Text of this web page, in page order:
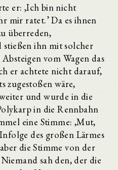
er: ,Ich bin nicht
mir ratet.’ Da es ihnen
überreden,
stießen ihn mit solcher
vom Wagen das
er achtete nicht darauf,
zugestoßen wäre,
und wurde in die
in die Rennbahn
eine Stimme: ,Mut,
des großen Lärmes
die Stimme von der
sah den, der die